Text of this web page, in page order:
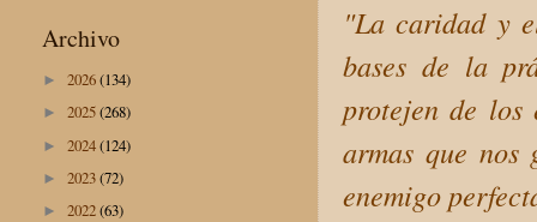
"La caridad y
bases de la
protejen de los
armas que
enemigo
Archivo
► 2026(134)
► 2025(268)
► 2024(124)
► 2023(72)
► 2022(63)